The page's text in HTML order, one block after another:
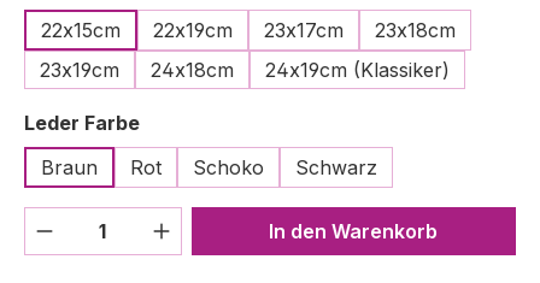
22x15cm
22x19cm 23x17cm
23x18cm
23x19cm
24x18cm 24x19cm (Klassiker)
Leder Farbeauswählen
Braun
Rot Schoko Schwarz
Produkt Anzahl: Gib denIn den Warenkorb